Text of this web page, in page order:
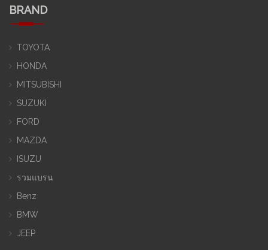
BRAND
TOYOTA
HONDA
MITSUBISHI
SUZUKI
FORD
MAZDA
ISUZU
รวมแบรน
Benz
BMW
JEEP